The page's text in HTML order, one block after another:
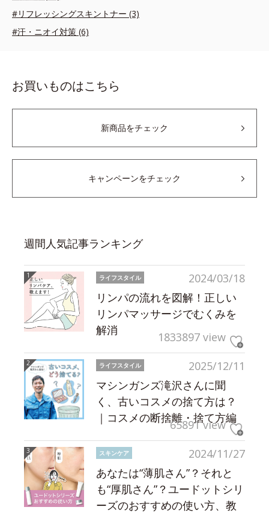
#リフレッシングスキントナー (3)
#汗・ニオイ対策 (6)
お買いものはこちら
新商品をチェック
キャンペーンをチェック
週間人気記事ランキング
2024/03/18
ライフスタイル
リンパの流れを図解！正しい
リンパマッサージでむくみを
解消
1833897 view
2025/12/11
ライフスタイル
マシンガンズ滝沢さんに聞
く、古いコスメの捨て方は？
｜コスメの断捨離・捨て方編
65891 view
2024/11/27
スキンケア
あなたは“薄肌さん”？それと
も“厚肌さん”？ユードットシリ
ーズのおすすめの使い方、教